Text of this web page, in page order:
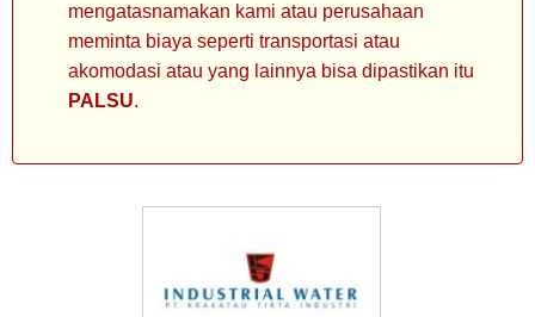
mengatasnamakan kami atau perusahaan
meminta biaya seperti transportasi atau
akomodasi atau yang lainnya bisa dipastikan itu
PALSU.